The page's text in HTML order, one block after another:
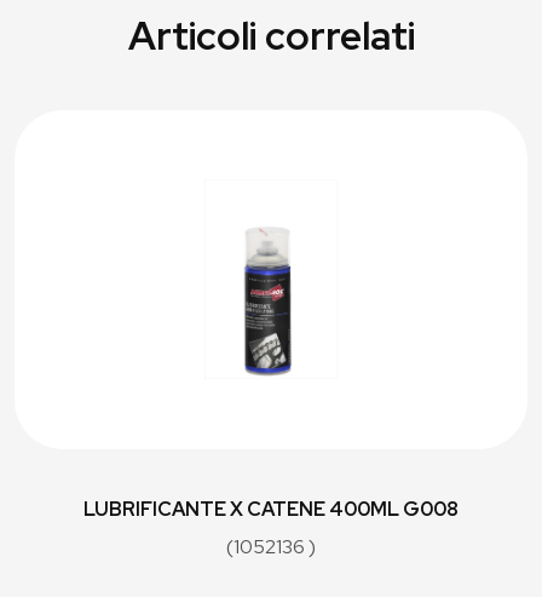
Articoli correlati
LUBRIFICANTE X CATENE 400ML G008
(1052136 )